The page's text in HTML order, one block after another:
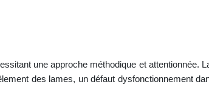
une approche méthodique et attentionnée.
des lames, un défaut dysfonctionnement